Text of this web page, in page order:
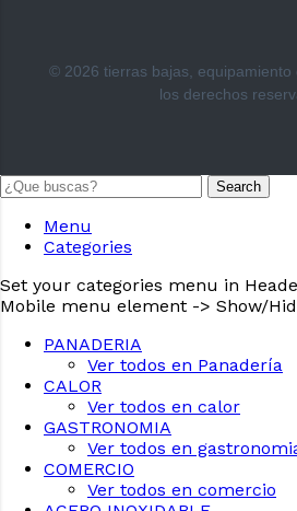
© 2026 tierras bajas, equipamiento
los derechos
Search
Menu
Categories
Set your categories menu in
Mobile menu element -> Show/
PANADERIA
Ver todos en Panadería
CALOR
Ver todos en calor
GASTRONOMIA
Ver todos en
COMERCIO
Ver todos en comercio